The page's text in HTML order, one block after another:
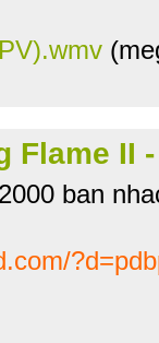
Flame II
ban